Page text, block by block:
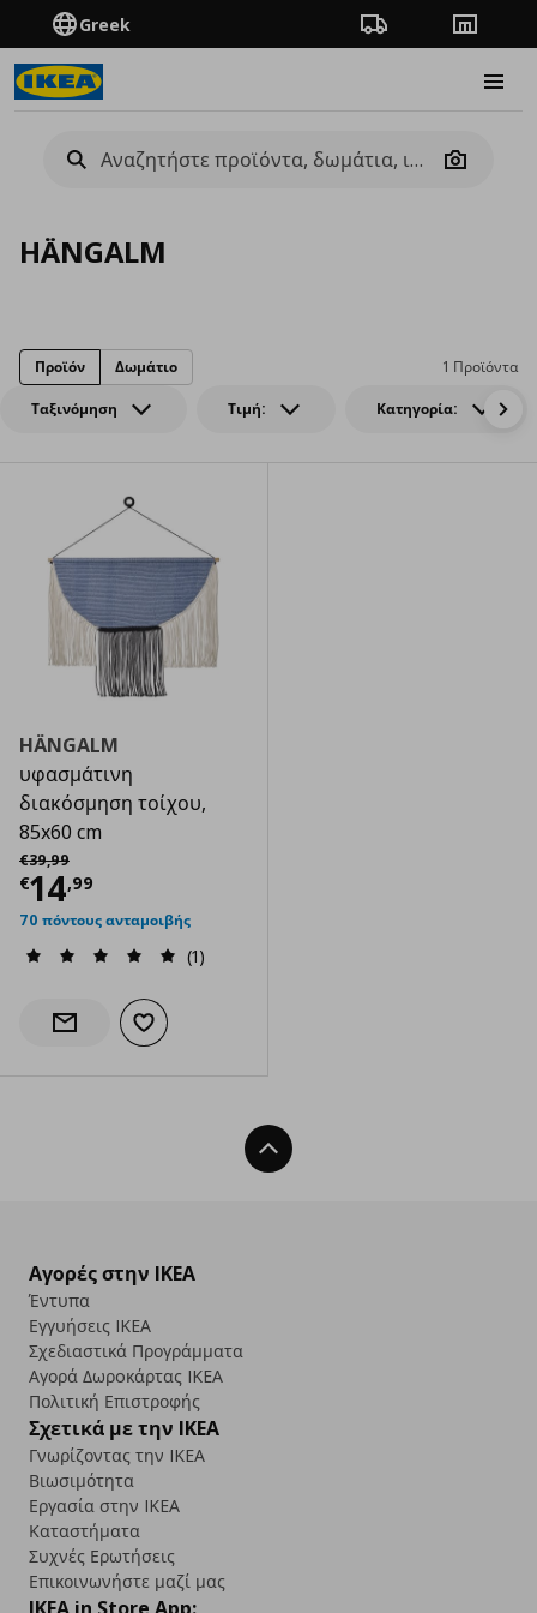
Greek Πορεία παραγγελίας
Camera
HÄNGALM
Ταξινόμηση Τιμή: Κατηγορία:
1 Προϊόντα
Προϊόν Δωμάτιο
HÄNGALM
υφασμάτινη
διακόσμηση τοίχου,
85x60 cm
€39,99
Αρχική τιμή
€14,99
Τρέχουσα τιμή
70 πόντους ανταμοιβής
(1)
Ενημέρωση διαθεσιμότητας
Προσθήκη στα αγαπημένα
Back To Top
Αγορές στην IKEA
Έντυπα
Εγγυήσεις IKEA
Σχεδιαστικά Προγράμματα
Αγορά Δωρoκάρτας IKEA
Πολιτική Επιστροφής
Σχετικά με την IKEA
Γνωρίζοντας την IKEA
Βιωσιμότητα
Εργασία στην IKEA
Καταστήματα
Συχνές Ερωτήσεις
Επικοινωνήστε μαζί μας